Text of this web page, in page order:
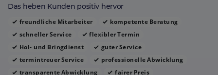
Das heben Kunden positiv hervor
freundliche Mitarbeiter
kompetente Beratung
schneller Service
flexibler Termin
Hol‑ und Bringdienst
guter Service
termintreuer Service
professionelle Abwicklung
transparente Abwicklung
fairer Preis